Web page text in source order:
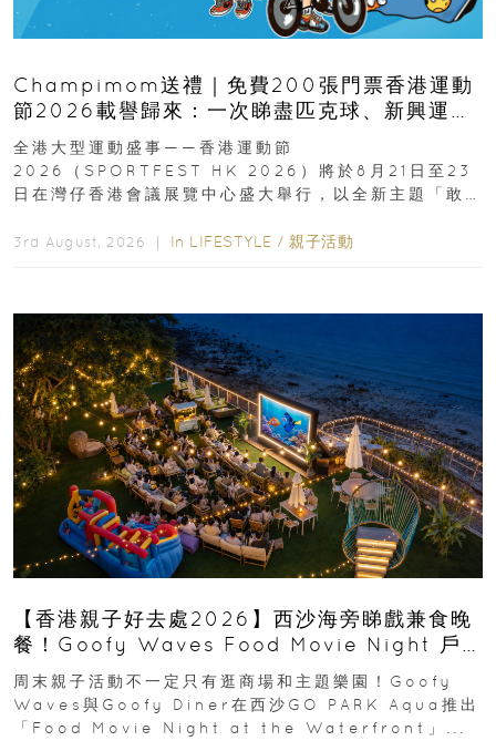
Champimom送禮｜免費200張門票香港運動
節2026載譽歸來：一次睇盡匹克球、新興運
動、街舞比賽＋逾百運動品牌展覽
全港大型運動盛事——香港運動節
2026（SPORTFEST HK 2026）將於8月21日至23
日在灣仔香港會議展覽中心盛大舉行，以全新主題「敢
3rd August, 2026 ｜ In LIFESTYLE / 親子活動
【香港親子好去處2026】西沙海旁睇戲兼食晚
餐！Goofy Waves Food Movie Night 戶
外影院逢週末登場
周末親子活動不一定只有逛商場和主題樂園！Goofy
Waves與Goofy Diner在西沙GO PARK Aqua推出
「Food Movie Night at the Waterfront」...